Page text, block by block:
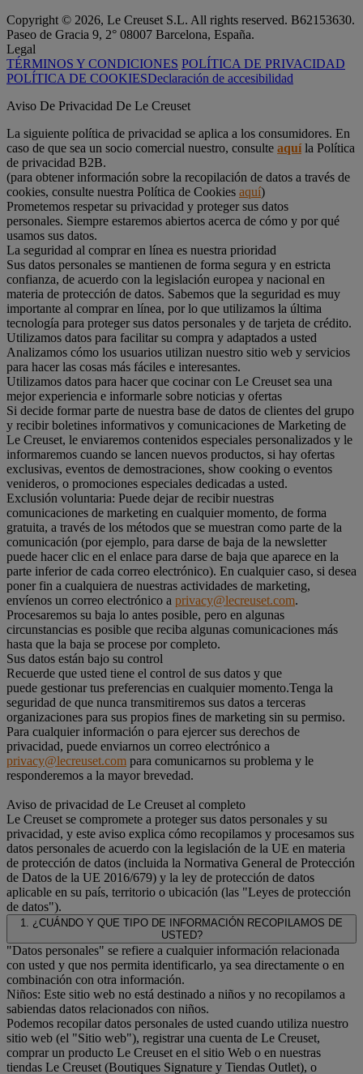
Copyright © 2026, Le Creuset S.L. All rights reserved. B62153630.
Paseo de Gracia 9, 2° 08007 Barcelona, España.
Legal
TÉRMINOS Y CONDICIONES POLÍTICA DE PRIVACIDAD
POLÍTICA DE COOKIESDeclaración de accesibilidad
Aviso De Privacidad De Le Creuset
La siguiente política de privacidad se aplica a los consumidores. En
caso de que sea un socio comercial nuestro, consulte aquíla Política
de privacidad B2B.
(para obtener información sobre la recopilación de datos a través de
cookies, consulte nuestra Política de Cookies aquí)
Prometemos respetar su privacidad y proteger sus datos
personales. Siempre estaremos abiertos acerca de cómo y por qué
usamos sus datos.
La seguridad al comprar en línea es nuestra prioridad
Sus datos personales se mantienen de forma segura y en estricta
confianza, de acuerdo con la legislación europea y nacional en
materia de protección de datos. Sabemos que la seguridad es muy
importante al comprar en línea, por lo que utilizamos la última
tecnología para proteger sus datos personales y de tarjeta de crédito.
Utilizamos datos para facilitar su compra y adaptados a usted
Analizamos cómo los usuarios utilizan nuestro sitio web y servicios
para hacer las cosas más fáciles e interesantes.
Utilizamos datos para hacer que cocinar con Le Creuset sea una
mejor experiencia e informarle sobre noticias y ofertas
Si decide formar parte de nuestra base de datos de clientes del grupo
y recibir boletines informativos y comunicaciones de Marketing de
Le Creuset, le enviaremos contenidos especiales personalizados y le
informaremos cuando se lancen nuevos productos, si hay ofertas
exclusivas, eventos de demostraciones, show cooking o eventos
venideros, o promociones especiales dedicadas a usted.
Exclusión voluntaria: Puede dejar de recibir nuestras
comunicaciones de marketing en cualquier momento, de forma
gratuita, a través de los métodos que se muestran como parte de la
comunicación (por ejemplo, para darse de baja de la newsletter
puede hacer clic en el enlace para darse de baja que aparece en la
parte inferior de cada correo electrónico). En cualquier caso, si desea
poner fin a cualquiera de nuestras actividades de marketing,
envíenos un correo electrónico a privacy@lecreuset.com.
Procesaremos su baja lo antes posible, pero en algunas
circunstancias es posible que reciba algunas comunicaciones más
hasta que la baja se procese por completo.
Sus datos están bajo su control
Recuerde que usted tiene el control de sus datos y que
puede gestionar tus preferencias en cualquier momento.Tenga la
seguridad de que nunca transmitiremos sus datos a terceras
organizaciones para sus propios fines de marketing sin su permiso.
Para cualquier información o para ejercer sus derechos de
privacidad, puede enviarnos un correo electrónico a
privacy@lecreuset.com para comunicarnos su problema y le
responderemos a la mayor brevedad.
Aviso de privacidad de Le Creuset al completo
Le Creuset se compromete a proteger sus datos personales y su
privacidad, y este aviso explica cómo recopilamos y procesamos sus
datos personales de acuerdo con la legislación de la UE en materia
de protección de datos (incluida la Normativa General de Protección
de Datos de la UE 2016/679) y la ley de protección de datos
aplicable en su país, territorio o ubicación (las "Leyes de protección
de datos").
1. ¿CUÁNDO Y QUE TIPO DE INFORMACIÓN RECOPILAMOS DE
USTED?
"Datos personales" se refiere a cualquier información relacionada
con usted y que nos permita identificarlo, ya sea directamente o en
combinación con otra información.
Niños: Este sitio web no está destinado a niños y no recopilamos a
sabiendas datos relacionados con niños.
Podemos recopilar datos personales de usted cuando utiliza nuestro
sitio web (el "Sitio web"), registrar una cuenta de Le Creuset,
comprar un producto Le Creuset en el sitio Web o en nuestras
tiendas Le Creuset (Boutiques Signature y Tiendas Outlet), o